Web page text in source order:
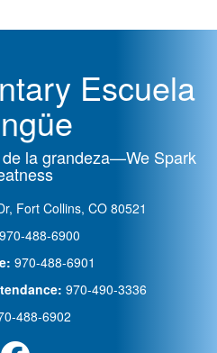
Escuela
la grandeza—We Spark
Fort Collins, CO 80521
970-488-6900
970-488-6901
970-490-3336
488-6902